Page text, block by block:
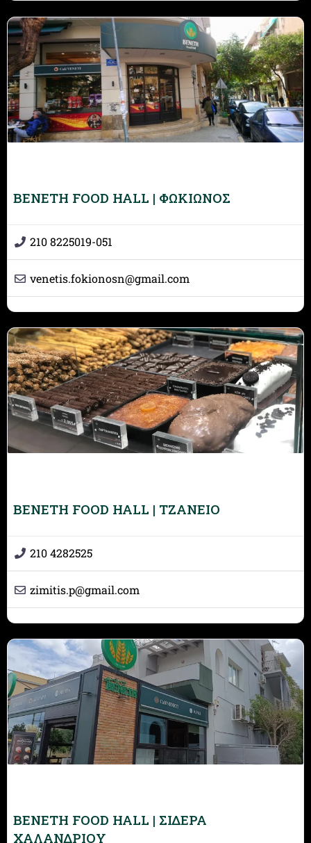
BENETH FOOD HALL | ΦΩΚΙΩΝΟΣ
210 8225019-051
venetis.fokionosn@gmail.com
BENETH FOOD HALL | ΤΖΑΝΕΙΟ
210 4282525
zimitis.p@gmail.com
BENETH FOOD HALL | ΣΙΔΕΡΑ
ΧΑΛΑΝΔΡΙΟΥ